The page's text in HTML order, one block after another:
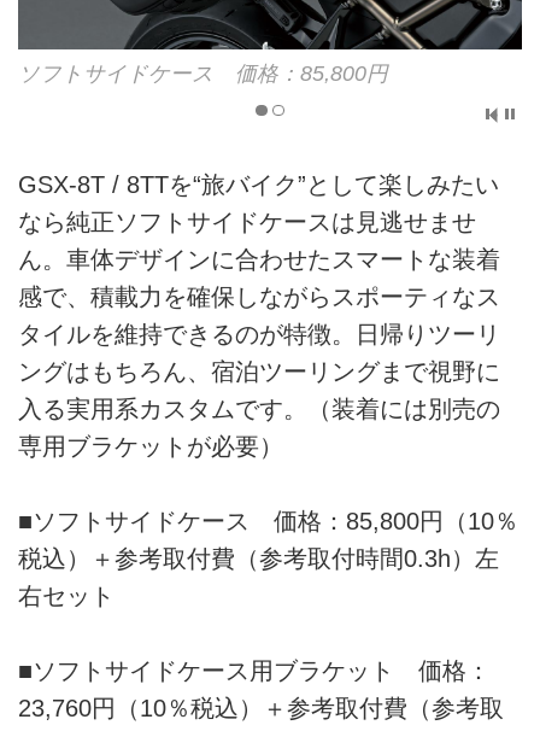
ソフトサイドケース 価格：85,800円
GSX-8T / 8TTを“旅バイク”として楽しみたい
なら純正ソフトサイドケースは見逃せませ
ん。車体デザインに合わせたスマートな装着
感で、積載力を確保しながらスポーティなス
タイルを維持できるのが特徴。日帰りツーリ
ングはもちろん、宿泊ツーリングまで視野に
入る実用系カスタムです。（装着には別売の
専用ブラケットが必要）
■ソフトサイドケース 価格：85,800円（10％
税込）＋参考取付費（参考取付時間0.3h）左
右セット
■ソフトサイドケース用ブラケット 価格：
23,760円（10％税込）＋参考取付費（参考取